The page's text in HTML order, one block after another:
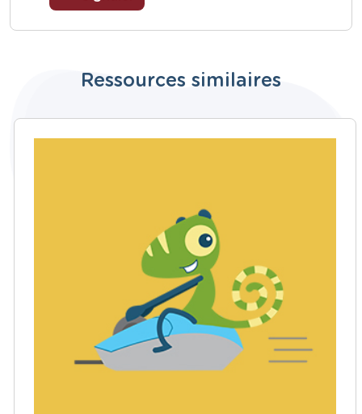
Ressources similaires